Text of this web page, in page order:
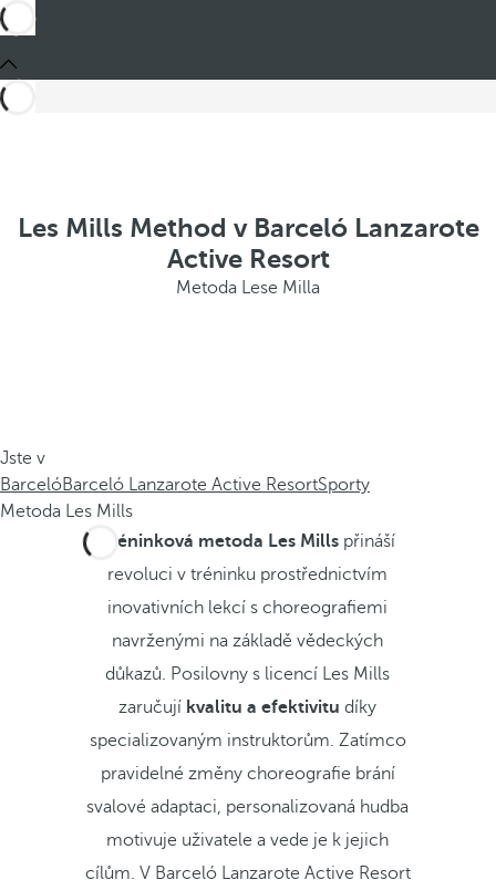
Les Mills Method v Barceló Lanzarote
Active Resort
Metoda Lese Milla
Jste v
BarcelóBarceló Lanzarote Active ResortSporty
Metoda Les Mills
Tréninková metoda Les Millspřináší
revoluci v tréninku prostřednictvím
inovativních lekcí s choreografiemi
navrženými na základě vědeckých
důkazů. Posilovny s licencí Les Mills
zaručují kvalitu a efektivitu díky
specializovaným instruktorům. Zatímco
pravidelné změny choreografie brání
svalové adaptaci, personalizovaná hudba
motivuje uživatele a vede je k jejich
cílům. V Barceló Lanzarote Active Resort